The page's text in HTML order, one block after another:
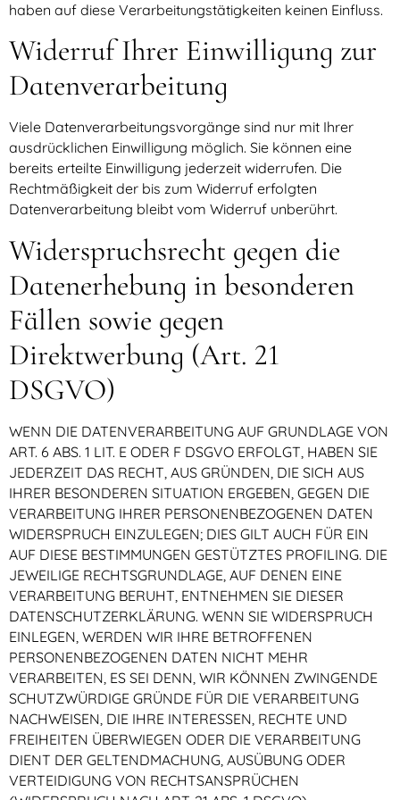
haben auf diese Verarbeitungstätigkeiten keinen Einfluss.
Widerruf Ihrer Einwilligung zur
Datenverarbeitung
Viele Datenverarbeitungsvorgänge sind nur mit Ihrer
ausdrücklichen Einwilligung möglich. Sie können eine
bereits erteilte Einwilligung jederzeit widerrufen. Die
Rechtmäßigkeit der bis zum Widerruf erfolgten
Datenverarbeitung bleibt vom Widerruf unberührt.
Widerspruchsrecht gegen die
Datenerhebung in besonderen
Fällen sowie gegen
Direktwerbung (Art. 21
DSGVO)
WENN DIE DATENVERARBEITUNG AUF GRUNDLAGE VON
ART. 6 ABS. 1 LIT. E ODER F DSGVO ERFOLGT, HABEN SIE
JEDERZEIT DAS RECHT, AUS GRÜNDEN, DIE SICH AUS
IHRER BESONDEREN SITUATION ERGEBEN, GEGEN DIE
VERARBEITUNG IHRER PERSONENBEZOGENEN DATEN
WIDERSPRUCH EINZULEGEN; DIES GILT AUCH FÜR EIN
AUF DIESE BESTIMMUNGEN GESTÜTZTES PROFILING. DIE
JEWEILIGE RECHTSGRUNDLAGE, AUF DENEN EINE
VERARBEITUNG BERUHT, ENTNEHMEN SIE DIESER
DATENSCHUTZERKLÄRUNG. WENN SIE WIDERSPRUCH
EINLEGEN, WERDEN WIR IHRE BETROFFENEN
PERSONENBEZOGENEN DATEN NICHT MEHR
VERARBEITEN, ES SEI DENN, WIR KÖNNEN ZWINGENDE
SCHUTZWÜRDIGE GRÜNDE FÜR DIE VERARBEITUNG
NACHWEISEN, DIE IHRE INTERESSEN, RECHTE UND
FREIHEITEN ÜBERWIEGEN ODER DIE VERARBEITUNG
DIENT DER GELTENDMACHUNG, AUSÜBUNG ODER
VERTEIDIGUNG VON RECHTSANSPRÜCHEN